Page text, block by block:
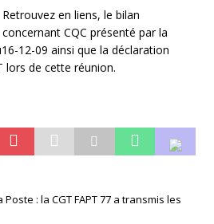
Retrouvez en liens, le bilan
concernant CQC présenté par la
12-09 ainsi que la déclaration
lors de cette réunion.
: la CGT FAPT 77 a transmis les